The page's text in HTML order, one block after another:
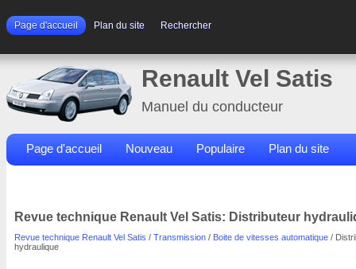
Page d'accueil Plan du site Rechercher
Renault Vel Satis
Manuel du conducteur
Page d'accueil Nouveau Populaire Plan du site
Revue technique Renault Vel Satis: Distributeur
Revue technique Renault Vel Satis / Transmission / Boite de vitesses automatique /
hydraulique